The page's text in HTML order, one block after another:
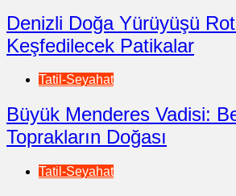
Denizli Doğa Yürüyüşü
Keşfedilecek Patikalar
Tatil-Seyahat
Büyük Menderes Vadisi:
Toprakların Doğası
Tatil-Seyahat